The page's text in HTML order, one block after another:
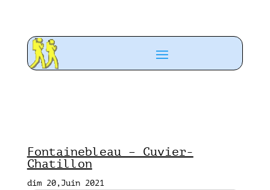
Fontainebleau – Cuvier-
Chatillon
dim 20,Juin 2021